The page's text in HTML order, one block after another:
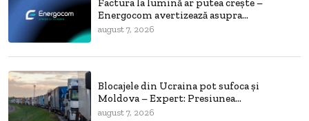
Energocom avertizează asupra...
august 7, 2026
Blocajele din Ucraina pot sufoca și
Moldova – Expert: Presiunea...
august 7, 2026